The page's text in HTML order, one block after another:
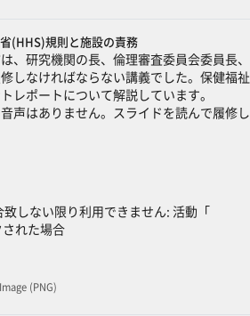
(HHS)規則と施設の責務
、研究機関の長、倫理審査委員会委員長、
しなければならない講義でした。保健福祉
レポートについて解説しています。
声はありません。スライドを読んで履修し
ック
しない限り利用できません: 活動「
れた場合
(PNG)